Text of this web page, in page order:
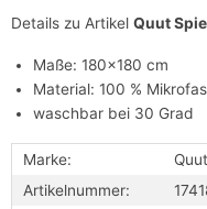
Details zu Artikel Quut
Maße: 180x180 cm
Material: 100 %
waschbar bei 30 Grad
Marke:
Quut
Artikelnummer: